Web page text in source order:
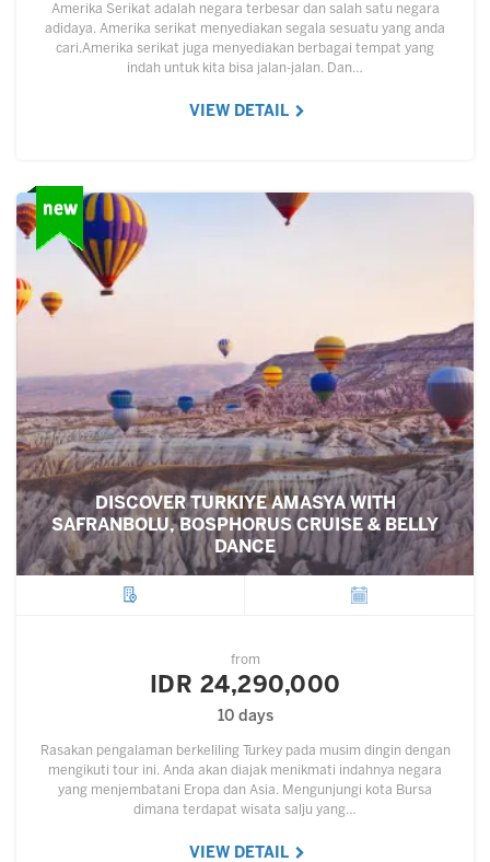
Amerika Serikat adalah negara terbesar dan salah satu negara
adidaya. Amerika serikat menyediakan segala sesuatu yang anda
cari.Amerika serikat juga menyediakan berbagai tempat yang
indah untuk kita bisa jalan-jalan. Dan…
VIEW DETAIL
DISCOVER TURKIYE AMASYA WITH
SAFRANBOLU, BOSPHORUS CRUISE & BELLY
DANCE
from
IDR 24,290,000
10 days
Rasakan pengalaman berkeliling Turkey pada musim dingin dengan
mengikuti tour ini. Anda akan diajak menikmati indahnya negara
yang menjembatani Eropa dan Asia. Mengunjungi kota Bursa
dimana terdapat wisata salju yang…
VIEW DETAIL